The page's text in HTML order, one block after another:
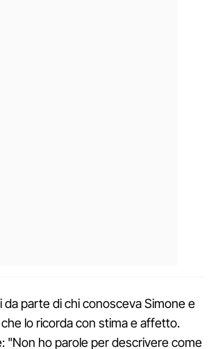
da parte di chi conosceva Simone e
lo ricorda con stima e affetto.
"Non ho parole per descrivere come